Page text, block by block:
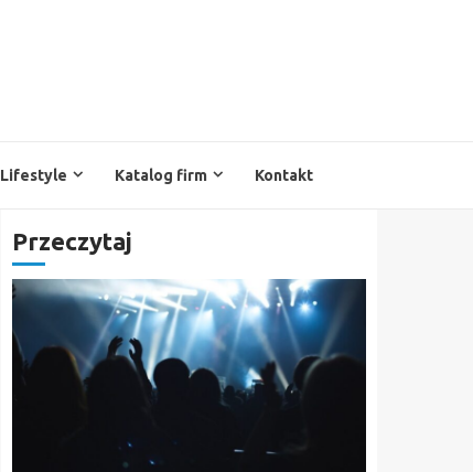
Lifestyle Katalog firm Kontakt
Przeczytaj